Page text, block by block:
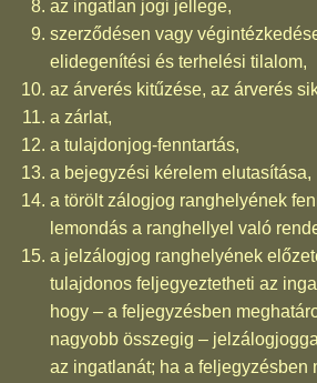
az ingatlan jogi jellege,
szerződésen vagy
elidegenítési és terhelési tilalom,
az árverés kitűzése, az árverés
a zárlat,
a tulajdonjog-fenntartás,
a bejegyzési kérelem elutasítása,
a törölt zálogjog ranghelyének
lemondás a ranghellyel való
a jelzálogjog ranghelyének
tulajdonos feljegyeztetheti az
hogy – a feljegyzésben
nagyobb összegig –
az ingatlanát; ha a feljegyzésben